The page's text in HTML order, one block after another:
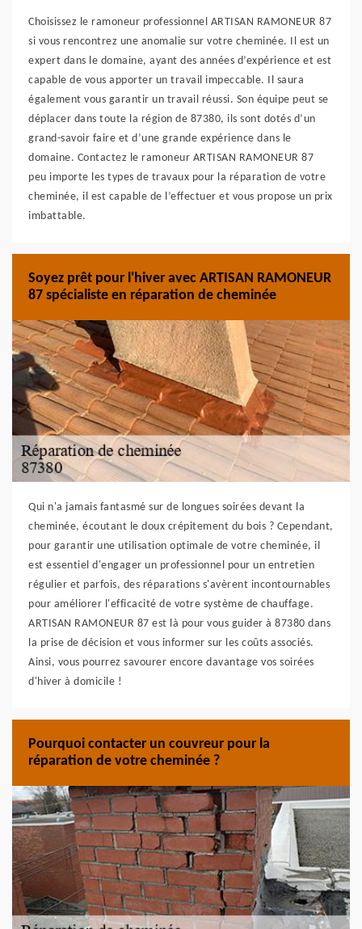
Choisissez le ramoneur professionnel ARTISAN RAMONEUR 87
si vous rencontrez une anomalie sur votre cheminée. Il est un
expert dans le domaine, ayant des années d’expérience et est
capable de vous apporter un travail impeccable. Il saura
également vous garantir un travail réussi. Son équipe peut se
déplacer dans toute la région de 87380, ils sont dotés d’un
grand-savoir faire et d’une grande expérience dans le
domaine. Contactez le ramoneur ARTISAN RAMONEUR 87
peu importe les types de travaux pour la réparation de votre
cheminée, il est capable de l’effectuer et vous propose un prix
imbattable.
Soyez prêt pour l'hiver avec ARTISAN RAMONEUR
87 spécialiste en réparation de cheminée
Qui n'a jamais fantasmé sur de longues soirées devant la
cheminée, écoutant le doux crépitement du bois ? Cependant,
pour garantir une utilisation optimale de votre cheminée, il
est essentiel d'engager un professionnel pour un entretien
régulier et parfois, des réparations s'avèrent incontournables
pour améliorer l'efficacité de votre système de chauffage.
ARTISAN RAMONEUR 87 est là pour vous guider à 87380 dans
la prise de décision et vous informer sur les coûts associés.
Ainsi, vous pourrez savourer encore davantage vos soirées
d'hiver à domicile !
Pourquoi contacter un couvreur pour la
réparation de votre cheminée ?